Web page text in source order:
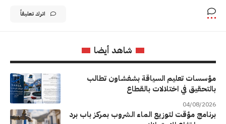
اترك تعليقاً
شاهد أيضا
مؤسسات تعليم السياقة بشفشاون تطالب
بالتحقيق في اختلالات بالقطاع
04/08/2026
برنامج مؤقت لتوزيع الماء الشروب بمركز باب برد